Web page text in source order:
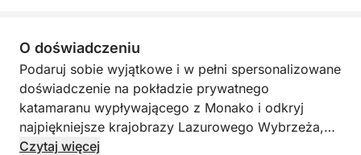
O doświadczeniu
Podaruj sobie wyjątkowe i w pełni spersonalizowane
doświadczenie na pokładzie prywatnego
katamaranu wypływającego z Monako i odkryj
najpiękniejsze krajobrazy Lazurowego Wybrzeża,
między Monako a Włochami.
Czytaj więcej